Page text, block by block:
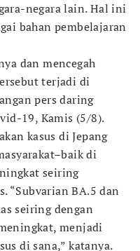
negara lain. Hal ini
bahan pembelajaran
dan mencegah
terjadi di
pers daring
19, Kamis (5/8).
kasus di Jepang
di
seiring
“Subvarian BA.5 dan
seiring dengan
menjadi
di sana,” katanya.